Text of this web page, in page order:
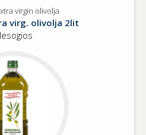
virgin olivolja
virg. olivolja 2lit